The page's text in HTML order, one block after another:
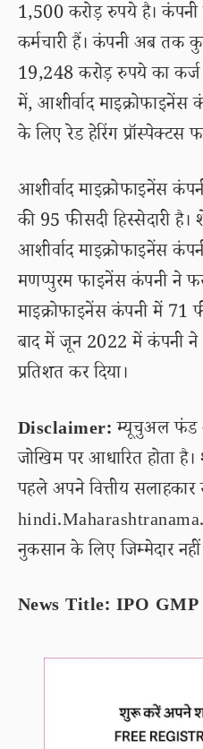
1,500 करोड़ रुपये है।
कर्मचारी हैं। कंपनी अब तक
19,248 करोड़ रुपये का
में, आशीर्वाद
के लिए रेड हेरिंग प्रॉस्पेक्टस
आशीर्वाद माइक्रोफाइनेंस
की 95 फीसदी हिस्सेदारी है।
आशीर्वाद माइक्रोफाइनेंस
मणप्पुरम फाइनेंस कंपनी ने
माइक्रोफाइनेंस कंपनी में 71
बाद में जून 2022 में कंपनी ने
प्रतिशत कर दिया।
Disclaimer:म्यूचुअल फंड
जोखिम पर आधारित होता
पहले अपने वित्तीय
नुकसान के लिए जिम्मेदार नहीं
News Title: IPO